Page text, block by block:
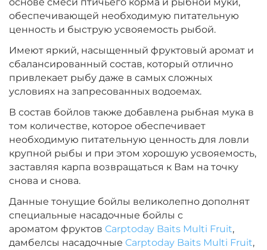
Диаметр:
24 мм
Вкус:
Острые Специи
‍899‍ ₽ ‍1 058‍₽ +
−
Вкус:
Острые Специи
‍899‍ ₽‍1 058‍₽ +
−
Диаметр:
14 мм
Вкус:
обеспечивающей необходимую питательную
ценность и быструю усвояемость рыбой.
Имеют яркий, насыщенный фруктовый аромат и
сбалансированный состав, который отлично
привлекает рыбу даже в самых сложных
условиях на запресованных водоемах.
В состав бойлов также добавлена рыбная мука в
том количестве, которое обеспечивает
необходимую питательную ценность для ловли
крупной рыбы и при этом хорошую усвояемость,
заставляя карпа возвращаться к Вам на точку
снова и снова.
Данные тонущие бойлы великолепно дополнят
специальные насадочные бойлы с
ароматом фруктов Carptoday Baits Multi Fruit,
дамбелсы насадочные Carptoday Baits Multi Fruit,